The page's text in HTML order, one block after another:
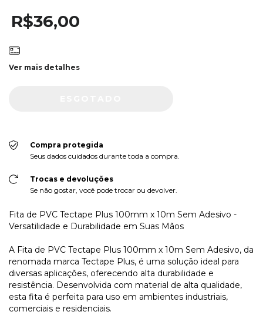
R$36,00
Ver mais detalhes
Compra protegida
Seus dados cuidados durante toda a compra.
Trocas e devoluções
Se não gostar, você pode trocar ou devolver.
Fita de PVC Tectape Plus 100mm x 10m Sem Adesivo -
Versatilidade e Durabilidade em Suas Mãos
A Fita de PVC Tectape Plus 100mm x 10m Sem Adesivo, da
renomada marca Tectape Plus, é uma solução ideal para
diversas aplicações, oferecendo alta durabilidade e
resistência. Desenvolvida com material de alta qualidade,
esta fita é perfeita para uso em ambientes industriais,
comerciais e residenciais.